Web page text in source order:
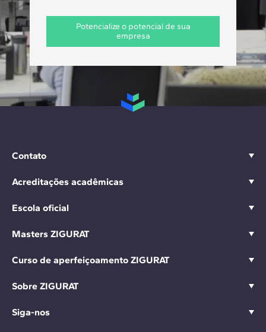
Potencialize o potencial de sua
empresa
Contato
Acreditações acadêmicas
Escola oficial
Masters ZIGURAT
Curso de aperfeiçoamento ZIGURAT
Sobre ZIGURAT
Siga-nos